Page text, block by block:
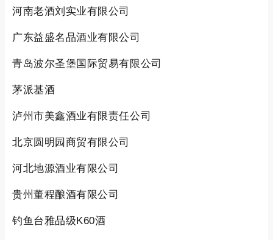
河南老酒刘实业有限公司
广东益盛名品酒业有限公司
青岛波尔圣堡国际贸易有限公司
茅派基酒
泸州市美鑫酒业有限责任公司
北京圆明园商贸有限公司
河北地源酒业有限公司
贵州董程酿酒有限公司
钓鱼台雅品级K60酒